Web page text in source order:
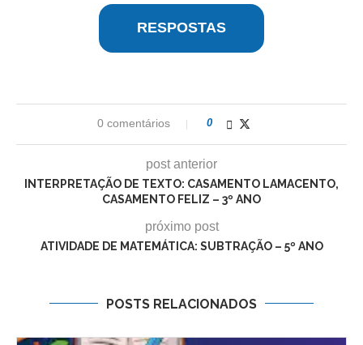
RESPOSTAS
0 comentários 0
post anterior
INTERPRETAÇÃO DE TEXTO: CASAMENTO LAMACENTO,
CASAMENTO FELIZ – 3º ANO
próximo post
ATIVIDADE DE MATEMÁTICA: SUBTRAÇÃO – 5º ANO
POSTS RELACIONADOS